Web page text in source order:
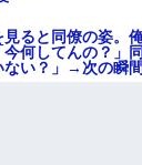
見ると同僚の姿。
何してんの？」
ない？」→次の瞬